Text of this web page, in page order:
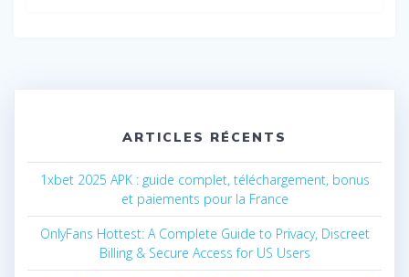
ARTICLES RÉCENTS
1xbet 2025 APK : guide complet, téléchargement, bonus
et paiements pour la France
OnlyFans Hottest: A Complete Guide to Privacy, Discreet
Billing & Secure Access for US Users